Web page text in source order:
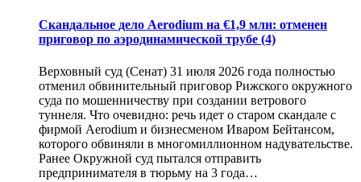
Скандальное дело Aerodium на €1,9 млн: отменен
приговор по аэродинамической трубе (4)
Верховный суд (Сенат) 31 июля 2026 года полностью
отменил обвинительный приговор Рижского окружного
суда по мошенничеству при создании ветрового
туннеля. Что очевидно: речь идет о старом скандале с
фирмой Aerodium и бизнесменом Иваром Бейтансом,
которого обвиняли в многомиллионном надувательстве.
Ранее Окружной суд пытался отправить
предпринимателя в тюрьму на 3 года…